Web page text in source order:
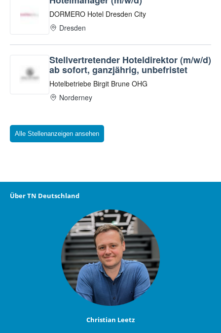
Alle Stellenanzeigen ansehen
Über TN Deutschland
Christian Leetz